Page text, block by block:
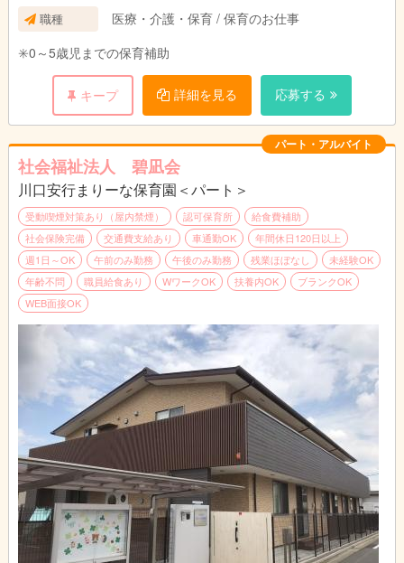
職種
医療・介護・保育 / 保育のお仕事
✳️0～5歳児までの保育補助
キープ 詳細を見る 応募する
パート・アルバイト
社会福祉法人 碧凪会
川口安行まりーな保育園＜パート＞
受動喫煙対策あり（屋内禁煙） 認可保育所
給食費補助
社会保険完備
交通費支給あり 車通勤OK
年間休日120日以上
週1日～OK
午前のみ勤務 午後のみ勤務 残業ほぼなし
未経験OK
年齢不問
職員給食あり WワークOK 扶養内OK
ブランクOK
WEB面接OK